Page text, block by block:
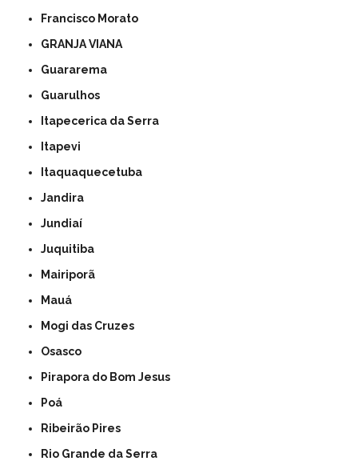
Francisco Morato
GRANJA VIANA
Guararema
Guarulhos
Itapecerica da Serra
Itapevi
Itaquaquecetuba
Jandira
Jundiaí
Juquitiba
Mairiporã
Mauá
Mogi das Cruzes
Osasco
Pirapora do Bom Jesus
Poá
Ribeirão Pires
Rio Grande da Serra